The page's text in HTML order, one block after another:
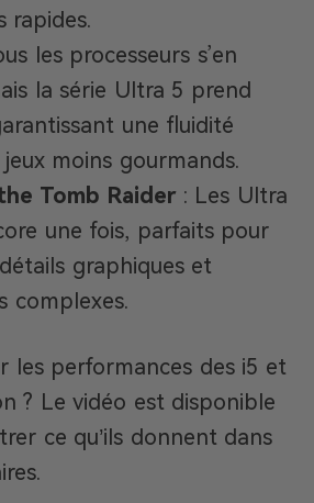
rapides.
les processeurs s’en
la série Ultra 5 prend
une fluidité
moins gourmands.
Tomb Raider : Les Ultra
une fois, parfaits pour
graphiques et
complexes.
les performances des i5 et
? Le vidéo est disponible
ce qu’ils donnent dans